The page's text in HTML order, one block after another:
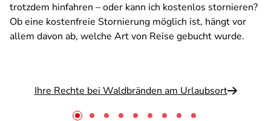
trotzdem hinfahren – oder kann ich kostenlos stornieren?
Ob eine kostenfreie Stornierung möglich ist, hängt vor
allem davon ab, welche Art von Reise gebucht wurde.
Ihre Rechte bei Waldbränden am Urlaubsort